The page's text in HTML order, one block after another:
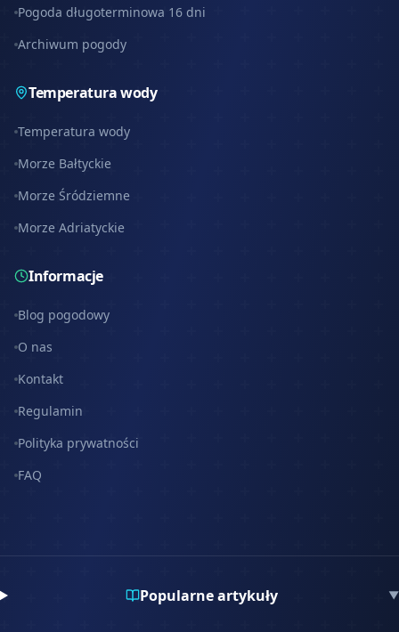
Pogoda długoterminowa 16 dni
Archiwum pogody
Temperatura wody
Temperatura wody
Morze Bałtyckie
Morze Śródziemne
Morze Adriatyckie
Informacje
Blog pogodowy
O nas
Kontakt
Regulamin
Polityka prywatności
FAQ
Popularne artykuły ▼